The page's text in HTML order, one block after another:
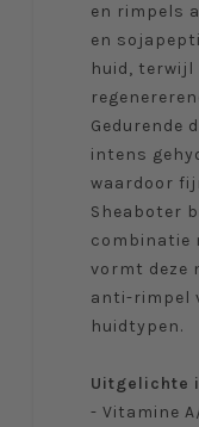
en rimpels
en
huid, terwijl
Gedurende
intens
waardoor
Sheaboter
combinatie
vormt deze
anti-rimpel
huidtypen.
Uitgelichte
- Vitamine